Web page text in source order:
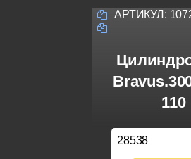
АРТИКУЛ:
110
28538